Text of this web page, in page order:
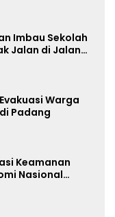
Imbau Sekolah
Jalan di Jalan
Warga
Padang
Keamanan
Nasional